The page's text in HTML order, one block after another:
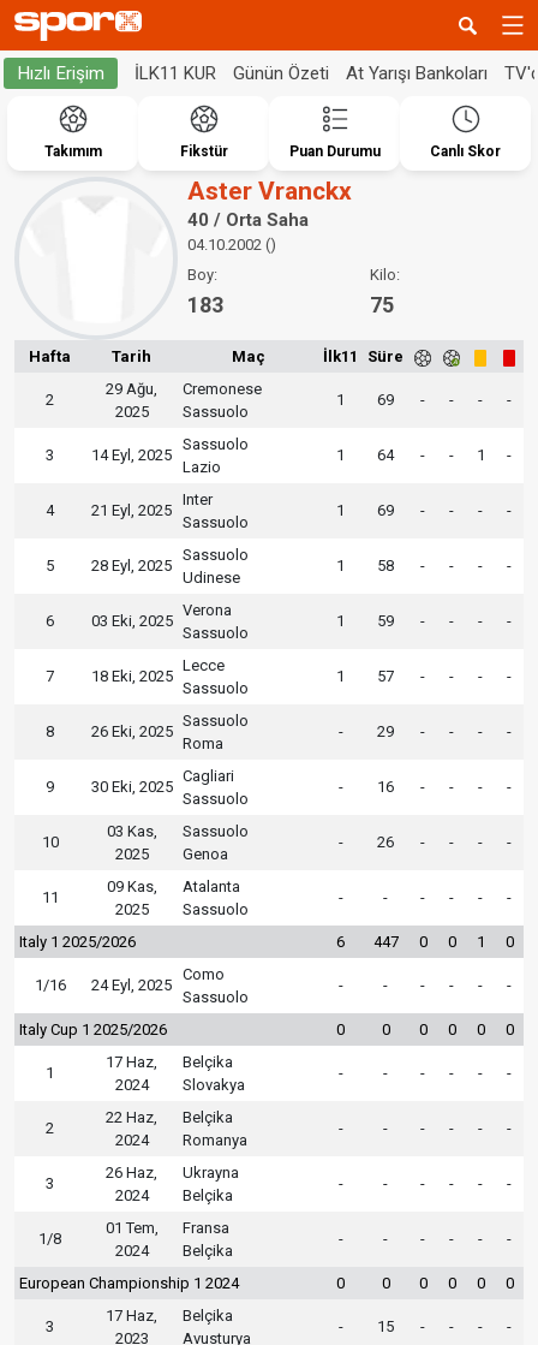
Hızlı Erişim İLK11 KUR Günün Özeti At Yarışı Bankoları
Takımım Fikstür Puan Durumu Canlı Skor
Aster Vranckx
40 / Orta Saha
04.10.2002 ()
Boy:
183
Kilo:
75
Hafta Tarih Maç İlk11 Süre
2
29 Ağu,
2025
Cremonese
Sassuolo
1 69 - - - -
3 14 Eyl, 2025
Sassuolo
Lazio
1 64 - - 1 -
4 21 Eyl, 2025
Inter
Sassuolo
1 69 - - - -
5 28 Eyl, 2025
Sassuolo
Udinese
1 58 - - - -
6 03 Eki, 2025
Verona
Sassuolo
1 59 - - - -
7 18 Eki, 2025
Lecce
Sassuolo
1 57 - - - -
8 26 Eki, 2025
Sassuolo
Roma
- 29 - - - -
9 30 Eki, 2025
Cagliari
Sassuolo
- 16 - - - -
10
03 Kas,
2025
Sassuolo
Genoa
- 26 - - - -
11
09 Kas,
2025
Atalanta
Sassuolo
- - - - - -
Italy 1 2025/2026 6 447 0 0 1 0
1/16 24 Eyl, 2025
Como
Sassuolo
- - - - - -
Italy Cup 1 2025/2026 0 0 0 0 0 0
1
17 Haz,
2024
Belçika
Slovakya
- - - - - -
2
22 Haz,
2024
Belçika
Romanya
- - - - - -
3
26 Haz,
2024
Ukrayna
Belçika
- - - - - -
1/8
01 Tem,
2024
Fransa
Belçika
- - - - - -
European Championship 1 2024 0 0 0 0 0 0
3
17 Haz,
2023
Belçika
Avusturya
- 15 - - - -